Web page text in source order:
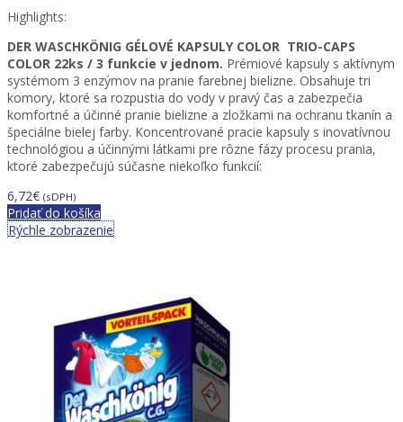
Highlights:
DER WASCHKÖNIG GÉLOVÉ KAPSULY COLOR TRIO-CAPS
COLOR 22ks / 3 funkcie v jednom. Prémiové kapsuly s aktívnym
systémom 3 enzýmov na pranie farebnej bielizne. Obsahuje tri
komory, ktoré sa rozpustia do vody v pravý čas a zabezpečia
komfortné a účinné pranie bielizne a zložkami na ochranu tkanín a
špeciálne bielej farby. Koncentrované pracie kapsuly s inovatívnou
technológiou a účinnými látkami pre rôzne fázy procesu prania,
ktoré zabezpečujú súčasne niekoľko funkcií:
6,72€ (sDPH)
Pridať do košíka
Rýchle zobrazenie